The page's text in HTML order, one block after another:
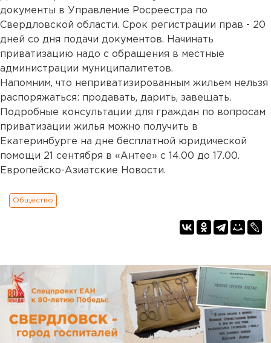
документы в Управление Росреестра по
Свердловской области. Срок регистрации прав - 20
дней со дня подачи документов. Начинать
приватизацию надо с обращения в местные
администрации муниципалитетов.
Напомним, что неприватизированным жильем нельзя
распоряжаться: продавать, дарить, завещать.
Подробные консультации для граждан по вопросам
приватизации жилья можно получить в
Екатеринбурге на дне бесплатной юридической
помощи 21 сентября в «Антее» с 14.00 до 17.00.
Европейско-Азиатские Новости.
Общество